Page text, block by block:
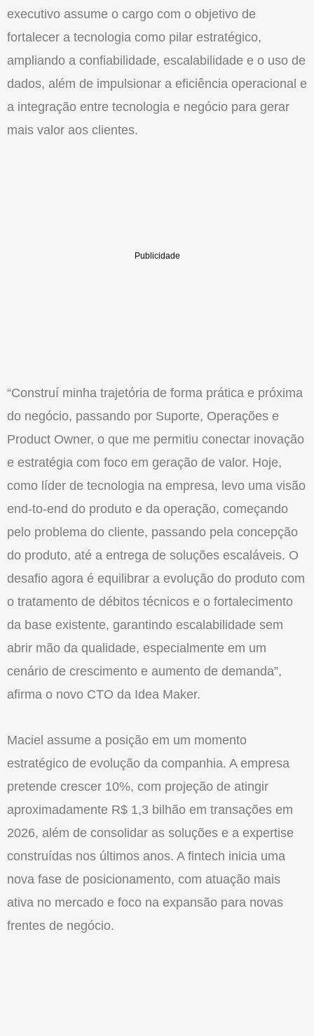
executivo assume o cargo com o objetivo de
fortalecer a tecnologia como pilar estratégico,
ampliando a confiabilidade, escalabilidade e o uso de
dados, além de impulsionar a eficiência operacional e
a integração entre tecnologia e negócio para gerar
mais valor aos clientes.
“Construí minha trajetória de forma prática e próxima
do negócio, passando por Suporte, Operações e
Product Owner, o que me permitiu conectar inovação
e estratégia com foco em geração de valor. Hoje,
como líder de tecnologia na empresa, levo uma visão
end-to-end do produto e da operação, começando
pelo problema do cliente, passando pela concepção
do produto, até a entrega de soluções escaláveis. O
desafio agora é equilibrar a evolução do produto com
o tratamento de débitos técnicos e o fortalecimento
da base existente, garantindo escalabilidade sem
abrir mão da qualidade, especialmente em um
cenário de crescimento e aumento de demanda”,
afirma o novo CTO da Idea Maker.
Maciel assume a posição em um momento
estratégico de evolução da companhia. A empresa
pretende crescer 10%, com projeção de atingir
aproximadamente R$ 1,3 bilhão em transações em
2026, além de consolidar as soluções e a expertise
construídas nos últimos anos. A fintech inicia uma
nova fase de posicionamento, com atuação mais
ativa no mercado e foco na expansão para novas
frentes de negócio.